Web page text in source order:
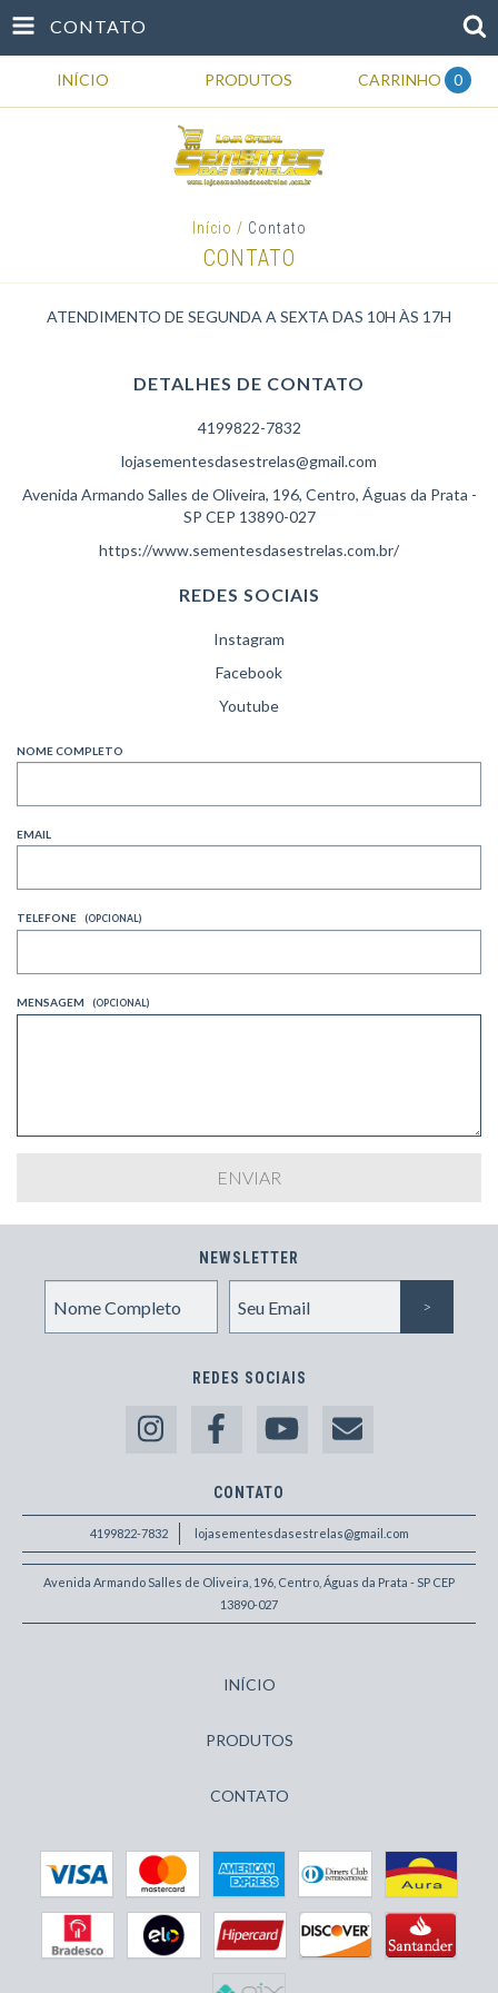
CONTATO
INÍCIO PRODUTOS CARRINHO 0
Início / Contato
CONTATO
ATENDIMENTO DE SEGUNDA A SEXTA DAS 10H ÀS 17H
DETALHES DE CONTATO
4199822-7832
lojasementesdasestrelas@gmail.com
Avenida Armando Salles de Oliveira, 196, Centro, Águas da Prata -
SP CEP 13890-027
https://www.sementesdasestrelas.com.br/
REDES SOCIAIS
Instagram
Facebook
Youtube
NOME COMPLETO
EMAIL
TELEFONE (OPCIONAL)
MENSAGEM (OPCIONAL)
NEWSLETTER
REDES SOCIAIS
CONTATO
4199822-7832 lojasementesdasestrelas@gmail.com
Avenida Armando Salles de Oliveira, 196, Centro, Águas da Prata - SP CEP
13890-027
INÍCIO
PRODUTOS
CONTATO